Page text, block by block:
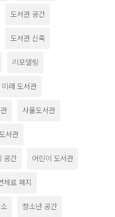
도서관 공간
도서관 신축
리모델링
미래 도서관
사물도서관
서관
공간 어린이 도서관
체료 폐지
청소년 공간